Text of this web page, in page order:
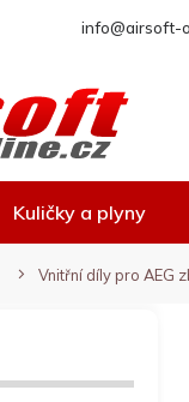
info@airsoft-
Kuličky a plyny
Vnitřní díly pro AEG